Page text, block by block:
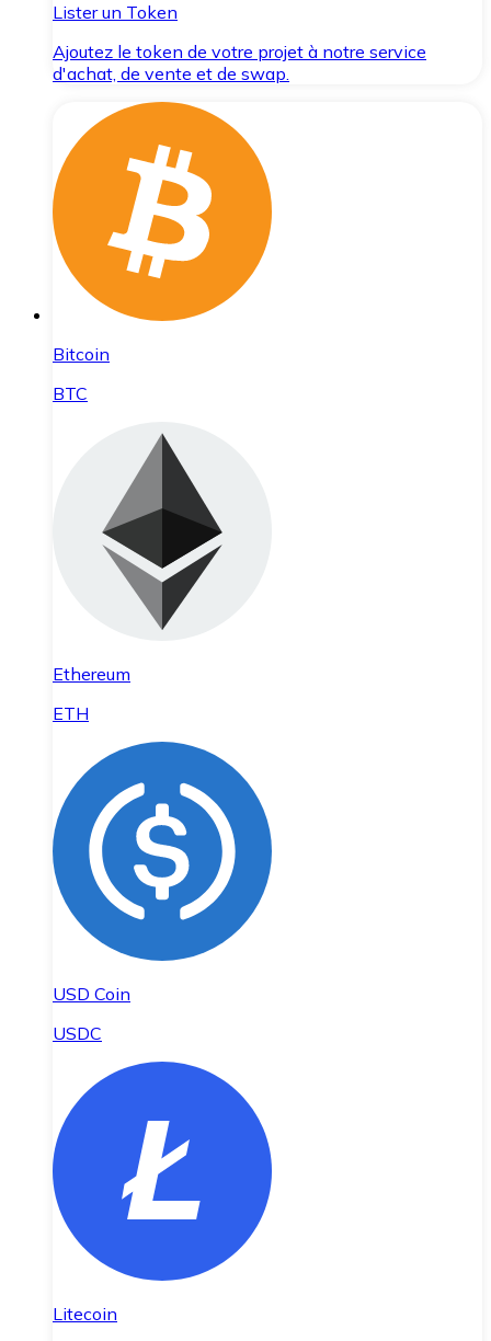
Lister un Token
Ajoutez le token de votre projet à notre service
d'achat, de vente et de swap.
Bitcoin
BTC
Ethereum
ETH
USD Coin
USDC
Litecoin